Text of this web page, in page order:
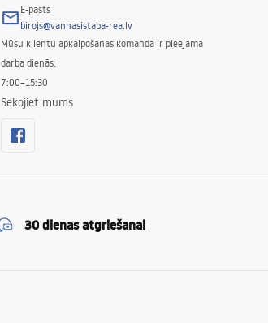
E-pasts
birojs@vannasistaba-rea.lv
Mūsu klientu apkalpošanas komanda ir pieejama
darba dienās:
7:00–15:30
Sekojiet mums
30 dienas atgriešanai